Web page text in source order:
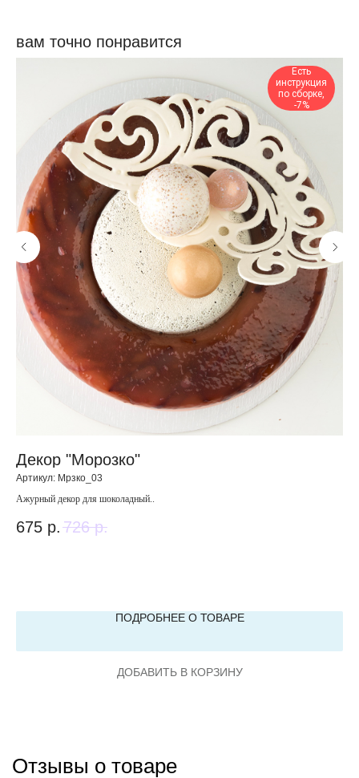
вам точно понравится
Есть
инструкция
по сборке,
-7%
Декор "Морозко"
Артикул: Мрзко_03
Ажурный декор для шоколадный..
675 р. 726 р.
ПОДРОБНЕЕ О ТОВАРЕ
ДОБАВИТЬ В КОРЗИНУ
Отзывы о товаре